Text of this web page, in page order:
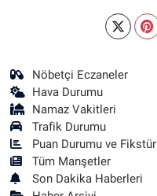
Nöbetçi Eczaneler
Hava Durumu
Namaz Vakitleri
Trafik Durumu
Puan Durumu ve Fikstür
Tüm Manşetler
Son Dakika Haberleri